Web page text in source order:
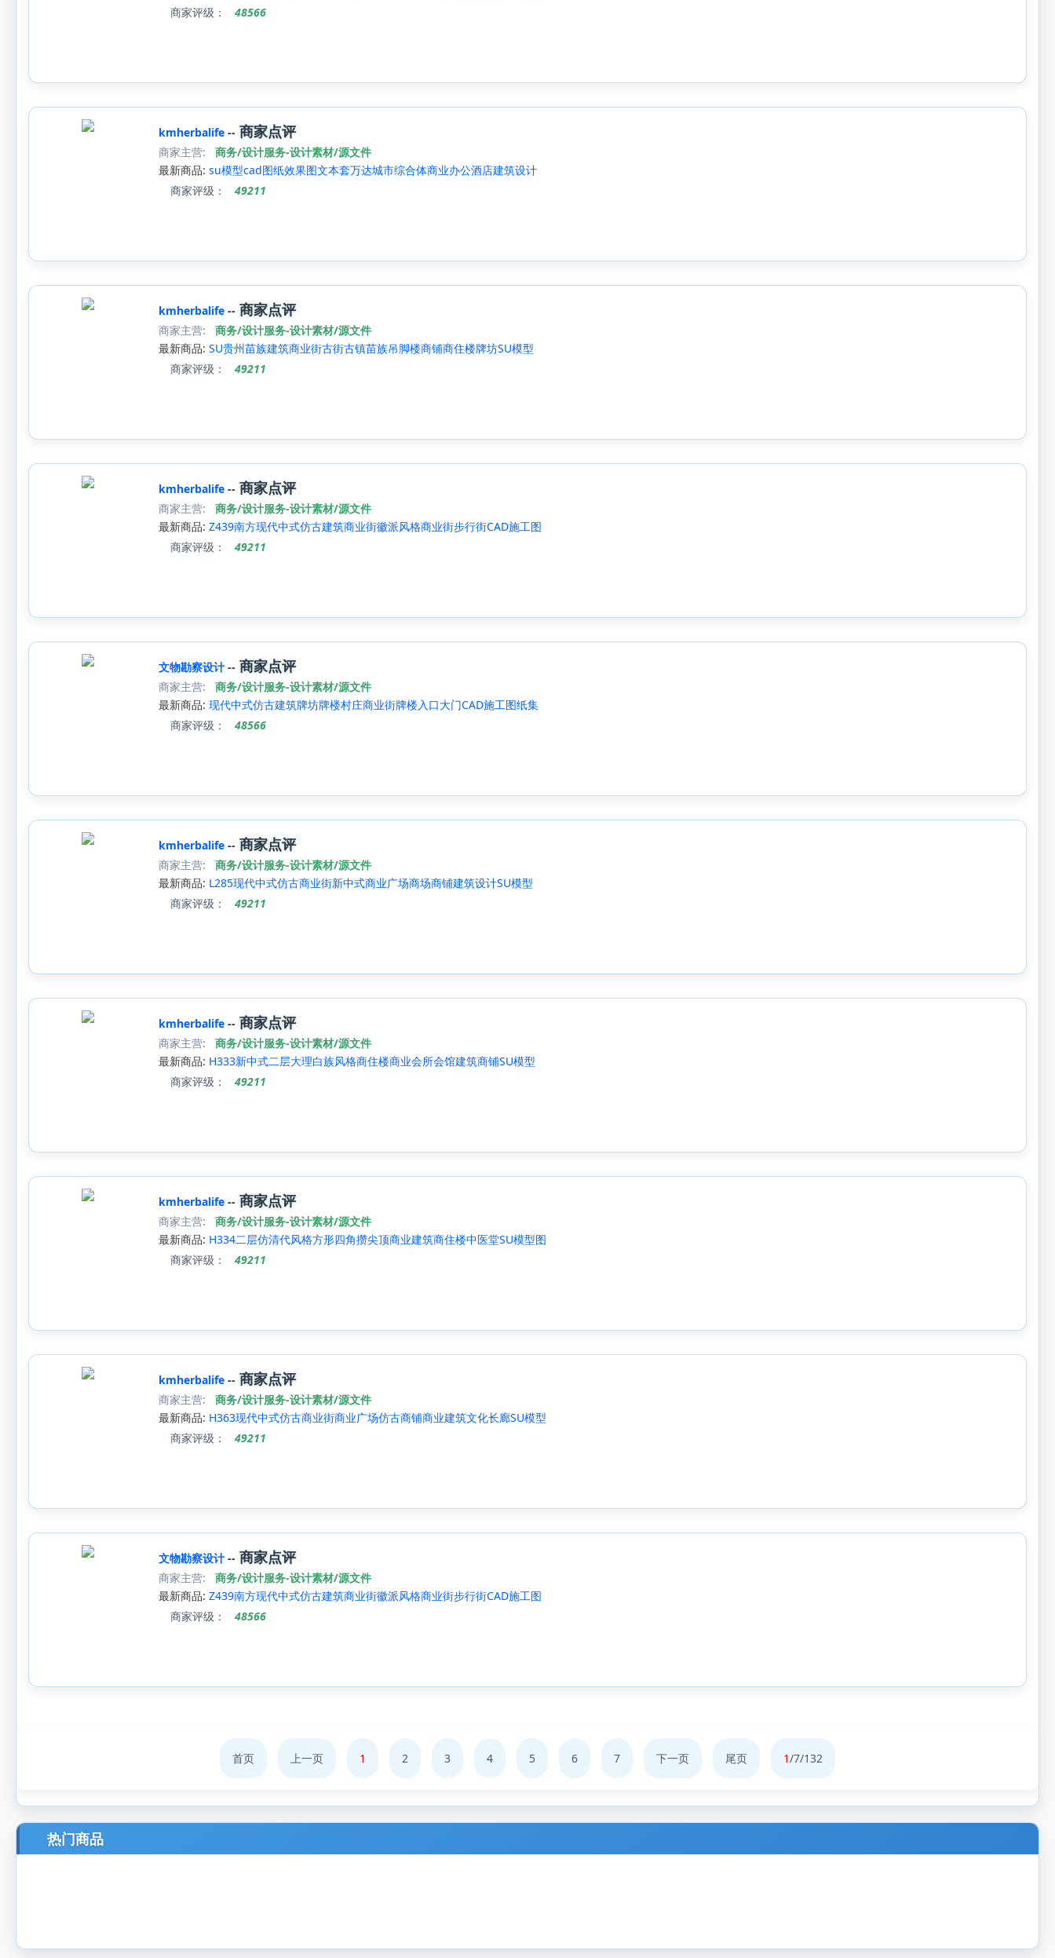
商家评级：
48566
kmherbalife -- 商家点评
商家主营:
商务/设计服务-设计素材/源文件
最新商品: su模型cad图纸效果图文本套万达城市综合体商业办公酒店建筑设计
商家评级：
49211
kmherbalife -- 商家点评
商家主营:
商务/设计服务-设计素材/源文件
最新商品: SU贵州苗族建筑商业街古街古镇苗族吊脚楼商铺商住楼牌坊SU模型
商家评级：
49211
kmherbalife -- 商家点评
商家主营:
商务/设计服务-设计素材/源文件
最新商品: Z439南方现代中式仿古建筑商业街徽派风格商业街步行街CAD施工图
商家评级：
49211
文物勘察设计 -- 商家点评
商家主营:
商务/设计服务-设计素材/源文件
最新商品: 现代中式仿古建筑牌坊牌楼村庄商业街牌楼入口大门CAD施工图纸集
商家评级：
48566
kmherbalife -- 商家点评
商家主营:
商务/设计服务-设计素材/源文件
最新商品: L285现代中式仿古商业街新中式商业广场商场商铺建筑设计SU模型
商家评级：
49211
kmherbalife -- 商家点评
商家主营:
商务/设计服务-设计素材/源文件
最新商品: H333新中式二层大理白族风格商住楼商业会所会馆建筑商铺SU模型
商家评级：
49211
kmherbalife -- 商家点评
商家主营:
商务/设计服务-设计素材/源文件
最新商品: H334二层仿清代风格方形四角攒尖顶商业建筑商住楼中医堂SU模型图
商家评级：
49211
kmherbalife -- 商家点评
商家主营:
商务/设计服务-设计素材/源文件
最新商品: H363现代中式仿古商业街商业广场仿古商铺商业建筑文化长廊SU模型
商家评级：
49211
文物勘察设计 -- 商家点评
商家主营:
商务/设计服务-设计素材/源文件
最新商品: Z439南方现代中式仿古建筑商业街徽派风格商业街步行街CAD施工图
商家评级：
48566
首页 上一页 1 2 3 4 5 6 7 下一页 尾页 1/7/132
热门商品